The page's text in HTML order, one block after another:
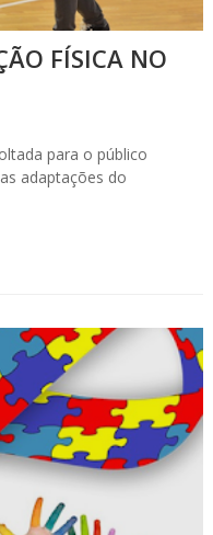
FÍSICA NO
para o público
adaptações do